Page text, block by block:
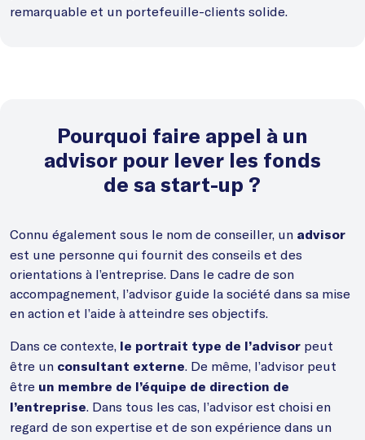
remarquable et un portefeuille-clients solide.
Pourquoi faire appel à un
advisor pour lever les fonds
de sa start-up ?
Connu également sous le nom de conseiller, un advisor
est une personne qui fournit des conseils et des
orientations à l’entreprise. Dans le cadre de son
accompagnement, l’advisor guide la société dans sa mise
en action et l’aide à atteindre ses objectifs.
Dans ce contexte, le portrait type de l’advisor peut
être un consultant externe. De même, l’advisor peut
être un membre de l’équipe de direction de
l’entreprise. Dans tous les cas, l’advisor est choisi en
regard de son expertise et de son expérience dans un